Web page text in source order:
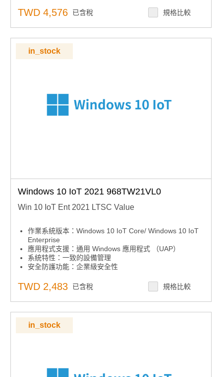
系統特性：跨設備的互操作性
系統特性：微軟 Azure IoT Services
TWD 4,576 已含稅 規格比較
in_stock
Windows 10 IoT 2021 968TW21VL0
Win 10 IoT Ent 2021 LTSC Value
作業系統版本：Windows 10 IoT Core/ Windows 10 IoT
Enterprise
應用程式支援：通用 Windows 應用程式 （UAP）
系統特性：一致的設備管理
安全防護功能：企業級安全性
系統特性：跨設備的互操作性
系統特性：微軟 Azure IoT Services
系統特性：微軟嵌入式授權產品下單後無法取消訂單、無
法退貨及退款，下單前請先確認型號正確。
TWD 2,483 已含稅 規格比較
in_stock